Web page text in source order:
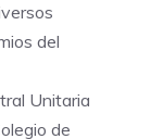
del
Unitaria
de